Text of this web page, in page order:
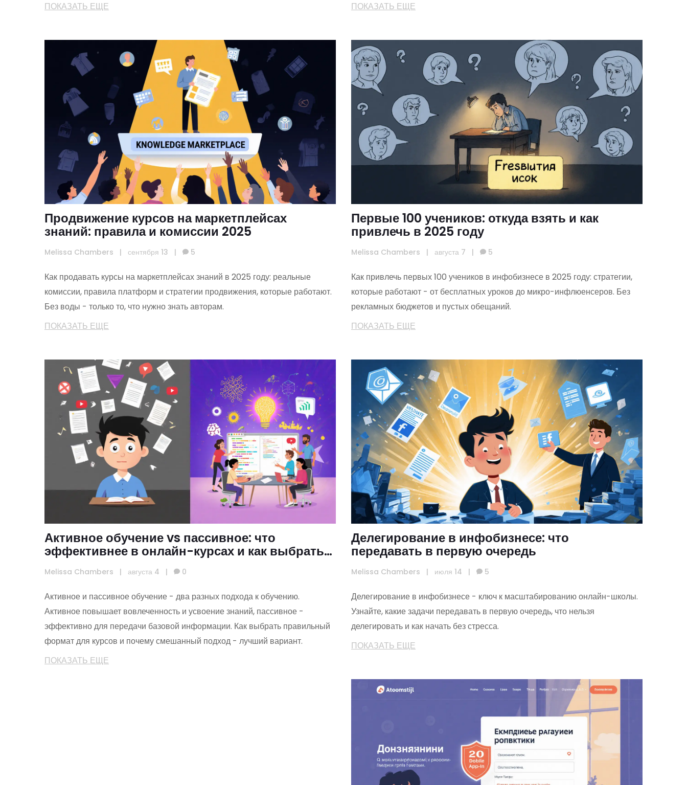
ПОКАЗАТЬ ЕЩЕ
ПОКАЗАТЬ ЕЩЕ
Продвижение курсов на маркетплейсах
знаний: правила и комиссии 2025
Melissa Chambers | сентября 13 | 5
Как продавать курсы на маркетплейсах знаний в 2025 году: реальные
комиссии, правила платформ и стратегии продвижения, которые работают.
Без воды - только то, что нужно знать авторам.
ПОКАЗАТЬ ЕЩЕ
Первые 100 учеников: откуда взять и как
привлечь в 2025 году
Melissa Chambers | августа 7 | 5
Как привлечь первых 100 учеников в инфобизнесе в 2025 году: стратегии,
которые работают - от бесплатных уроков до микро-инфлюенсеров. Без
рекламных бюджетов и пустых обещаний.
ПОКАЗАТЬ ЕЩЕ
Активное обучение vs пассивное: что
эффективнее в онлайн-курсах и как выбрать
правильный подход
Melissa Chambers | августа 4 | 0
Активное и пассивное обучение - два разных подхода к обучению.
Активное повышает вовлеченность и усвоение знаний, пассивное -
эффективно для передачи базовой информации. Как выбрать правильный
формат для курсов и почему смешанный подход - лучший вариант.
ПОКАЗАТЬ ЕЩЕ
Делегирование в инфобизнесе: что
передавать в первую очередь
Melissa Chambers | июля 14 | 5
Делегирование в инфобизнесе - ключ к масштабированию онлайн-школы.
Узнайте, какие задачи передавать в первую очередь, что нельзя
делегировать и как начать без стресса.
ПОКАЗАТЬ ЕЩЕ